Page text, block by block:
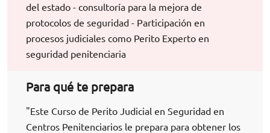
del estado - consultoría para la mejora de
protocolos de seguridad - Participación en
procesos judiciales como Perito Experto en
seguridad penitenciaria
Para qué te prepara
"Este Curso de Perito Judicial en Seguridad en
Centros Penitenciarios le prepara para obtener los